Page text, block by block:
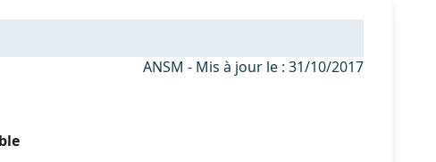
ANSM - Mis à jour le : 31/10/2017